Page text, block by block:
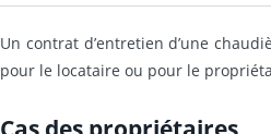
Un contrat d’entretien d’une
pour le locataire ou pour le